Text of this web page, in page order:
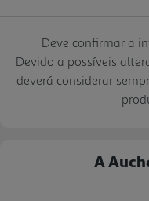
Deve confirmar a
Devido a possíveis
deverá considerar
A